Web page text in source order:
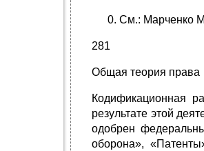
См.: Марченко
281
Общая теория права
Кодификационная
результате этой
одобрен
оборона»,